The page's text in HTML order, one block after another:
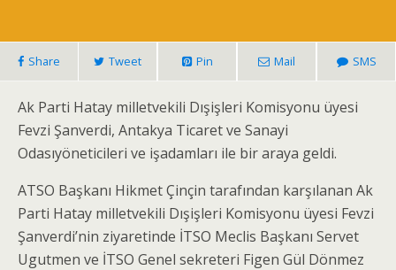
Share Tweet Pin Mail SMS
Ak Parti Hatay milletvekili Dışişleri Komisyonu üyesi
Fevzi Şanverdi, Antakya Ticaret ve Sanayi
Odasıyöneticileri ve işadamları ile bir araya geldi.
ATSO Başkanı Hikmet Çinçin tarafından karşılanan Ak
Parti Hatay milletvekili Dışişleri Komisyonu üyesi Fevzi
Şanverdi’nin ziyaretinde İTSO Meclis Başkanı Servet
Ugutmen ve İTSO Genel sekreteri Figen Gül Dönmez